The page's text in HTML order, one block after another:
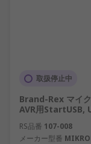
取扱停止中
Brand-Rex マイ
AVR用StartUSB,
RS品番 107-008
メーカー型番